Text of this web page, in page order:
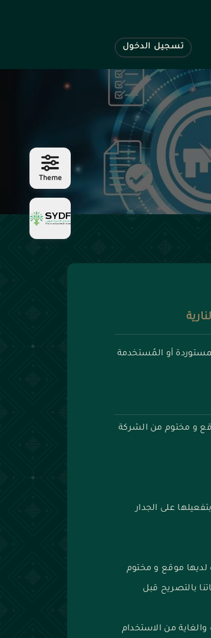
تسجيل الدخول
Theme
أو المُستخدمة
و مختوم من الشركة
على الجدار
لديها موقع و مختوم
بالتصريح قبل
من الاستخدام